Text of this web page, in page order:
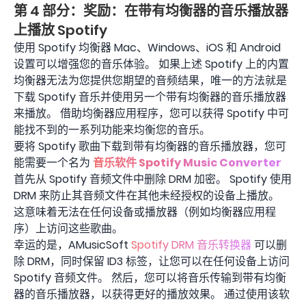
第 4 部分：奖励：在带有均衡器的音乐播放器
上播放 Spotify
使用 Spotify 均衡器 Mac、Windows、iOS 和 Android
设置可以增强您的音乐体验。 如果上述 Spotify 上的内置
均衡器无法为您提供您期望的音频结果，唯一的方法就是
下载 Spotify 音乐并使用另一个带有均衡器的音乐播放器
来播放。 借助均衡器应用程序，您可以获得 Spotify 中可
能找不到的一系列功能来均衡您的音乐。
要将 Spotify 歌曲下载到带有均衡器的音乐播放器，您可
能需要一个名为 音乐软件 Spotify Music Converter
首先从 Spotify 音频文件中删除 DRM 加密。 Spotify 使用
DRM 来防止其音频文件在其他未经授权的设备上播放。
这意味着无法在任何设备或播放器（例如均衡器应用程
序）上访问这些歌曲。
幸运的是，AMusicSoft Spotify DRM 音乐转换器可以删
除 DRM，同时保留 ID3 标签，让您可以在任何设备上访问
Spotify 音频文件。 然后，您可以将音乐传输到带有均衡
器的音乐播放器，以获得更好的播放效果。 通过使用该软